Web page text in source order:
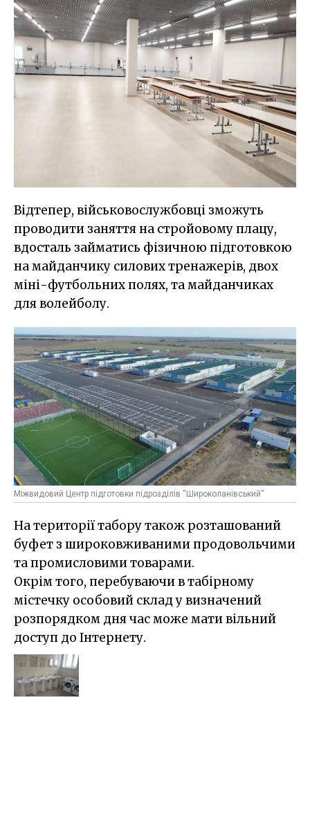
Відтепер, військовослужбовці зможуть
проводити заняття на стройовому плацу,
вдосталь займатись фізичною підготовкою
на майданчику силових тренажерів, двох
міні-футбольних полях, та майданчиках
для волейболу.
Міжвидовий Центр підготовки підрозділів “Широколанівський”
На території табору також розташований
буфет з широковживаними продовольчими
та промисловими товарами.
Окрім того, перебуваючи в табірному
містечку особовий склад у визначений
розпорядком дня час може мати вільний
доступ до Інтернету.